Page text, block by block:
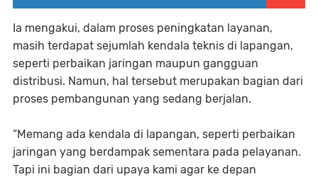
Ia mengakui, dalam proses peningkatan layanan,
masih terdapat sejumlah kendala teknis di lapangan,
seperti perbaikan jaringan maupun gangguan
distribusi. Namun, hal tersebut merupakan bagian dari
proses pembangunan yang sedang berjalan.
“Memang ada kendala di lapangan, seperti perbaikan
jaringan yang berdampak sementara pada pelayanan.
Tapi ini bagian dari upaya kami agar ke depan